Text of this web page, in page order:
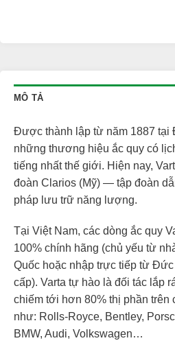
MÔ TẢ
Được thành lập từ năm 1887 tại
những thương hiệu ắc quy có
tiếng nhất thế giới. Hiện nay,
đoàn Clarios (Mỹ) — tập đoàn
pháp lưu trữ năng lượng.
Tại Việt Nam, các dòng ắc quy
100% chính hãng (chủ yếu từ
Quốc hoặc nhập trực tiếp từ
cấp). Varta tự hào là đối tác lắp
chiếm tới hơn 80% thị phần trên
như: Rolls-Royce, Bentley,
BMW, Audi, Volkswagen…